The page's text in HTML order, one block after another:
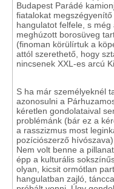
Budapest Parádé
fiatalokat
hangulatot felfele, s
meghúzott borosüveg
(finoman körülírtuk a
attól szerethető, hogy
nincsenek XXL-es arcú
S ha már személyeknél
azonosulni a
kéretlen gondolataival
problémánk (bár ez a
a rasszizmus most
pozíciószerző
Nem volt benne a
épp a kulturális
olyan, kicsit ormótlan
hangulatban zajló,